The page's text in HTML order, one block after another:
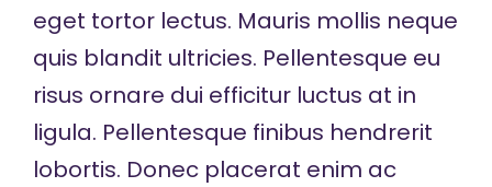
eget tortor lectus. Mauris mollis neque
quis blandit ultricies. Pellentesque eu
risus ornare dui efficitur luctus at in
ligula. Pellentesque finibus hendrerit
lobortis. Donec placerat enim ac